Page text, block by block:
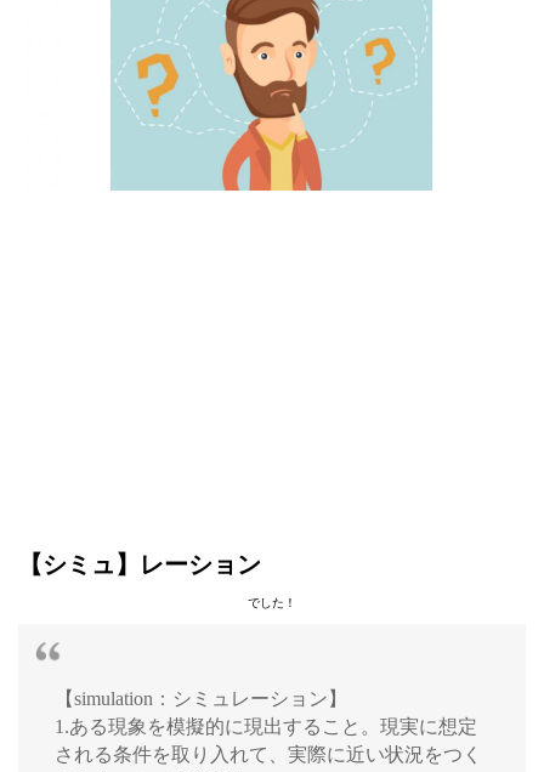
【シミュ】レーション
でした！
【simulation：シミュレーション】
1.ある現象を模擬的に現出すること。現実に想定
される条件を取り入れて、実際に近い状況をつく